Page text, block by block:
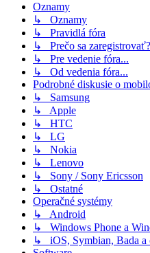
Oznamy
↳ Oznamy
↳ Pravidlá fóra
↳ Prečo sa zaregistrovať?
↳ Pre vedenie fóra...
↳ Od vedenia fóra...
Podrobné diskusie o
↳ Samsung
↳ Apple
↳ HTC
↳ LG
↳ Nokia
↳ Lenovo
↳ Sony / Sony Ericsson
↳ Ostatné
Operačné systémy
↳ Android
↳ Windows Phone a
↳ iOS, Symbian, Bada a